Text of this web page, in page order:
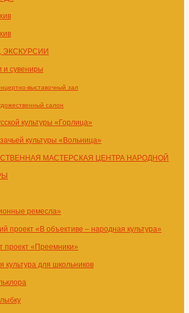
ЭКСКУРСИИ
и сувениры
выставочный зал
салон
культуры «Горлица»
культуры «Вольница»
МАСТЕРСКАЯ ЦЕНТРА НАРОДНОЙ
ремесла»
проект «В объективе – народная культура»
проект «Преемники»
культура для школьников